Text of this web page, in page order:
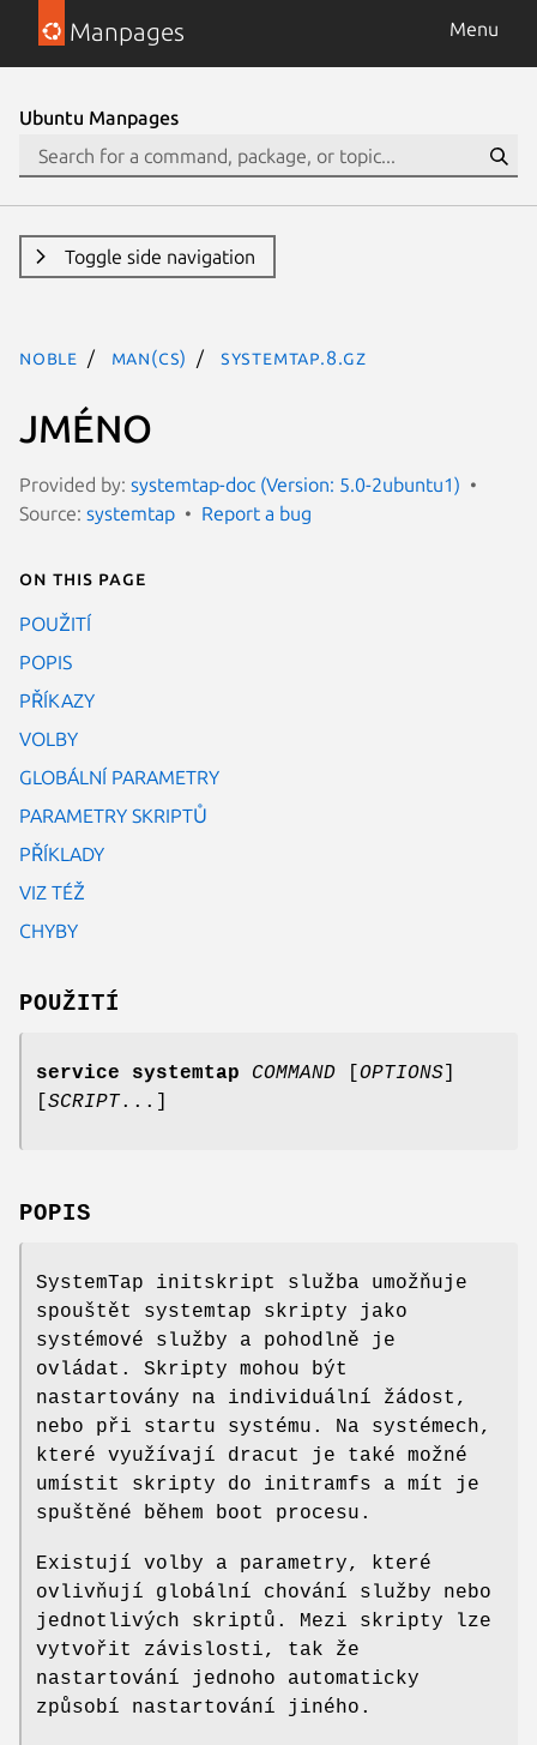
Manpages Menu
Ubuntu Manpages
Toggle side navigation
noble man(cs) systemtap.8.gz
JMÉNO
Provided by: systemtap-doc (Version: 5.0-2ubuntu1)
Source: systemtap Report a bug
On this page
POUŽITÍ
POPIS
PŘÍKAZY
VOLBY
GLOBÁLNÍ PARAMETRY
PARAMETRY SKRIPTŮ
PŘÍKLADY
VIZ TÉŽ
CHYBY
POUŽITÍ
service systemtap COMMAND OPTIONS
SCRIPT...]
POPIS
SystemTap initskript služba umožňuje
spouštět systemtap skripty jako
systémové služby a pohodlně je
ovládat. Skripty mohou být
nastartovány na individuální žádost,
nebo při startu systému. Na systémech,
které využívají dracut je také možné
umístit skripty do initramfs a mít je
spuštěné během boot procesu.
Existují volby a parametry, které
ovlivňují globální chování služby nebo
jednotlivých skriptů. Mezi skripty lze
vytvořit závislosti, tak že
nastartování jednoho automaticky
způsobí nastartování jiného.